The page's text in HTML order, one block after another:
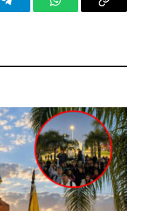
TelegramWhatsAppCopy